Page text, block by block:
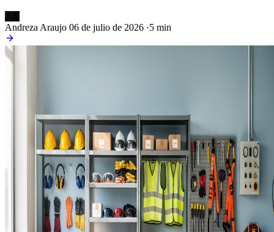
Andreza Araujo 06 de julio de 2026 ·5 min